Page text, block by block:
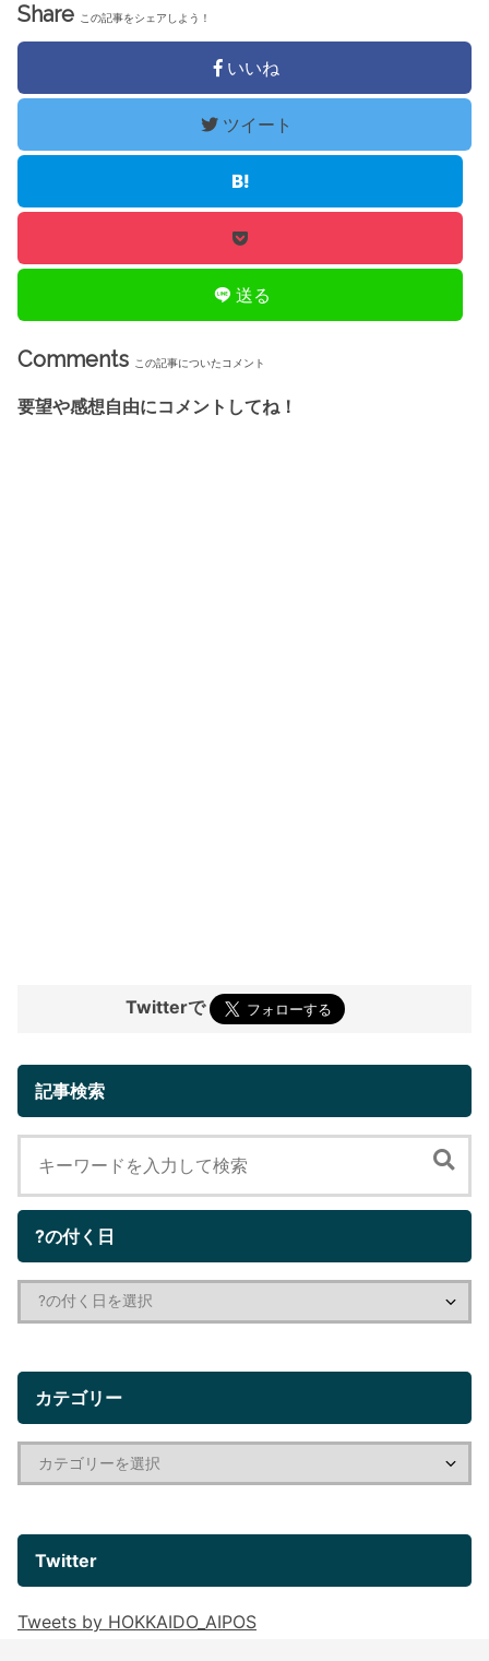
Share この記事をシェアしよう！
いいね
ツイート
送る
Comments この記事についたコメント
要望や感想自由にコメントしてね！
Twitterで
記事検索
?の付く日
カテゴリー
Twitter
Tweets by HOKKAIDO_AIPOS